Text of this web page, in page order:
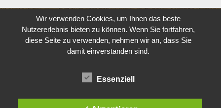
Wir verwenden Cookies, um Ihnen das beste
Nutzererlebnis bieten zu können. Wenn Sie fortfahren,
diese Seite zu verwenden, nehmen wir an, dass Sie
damit einverstanden sind.
Essenziell